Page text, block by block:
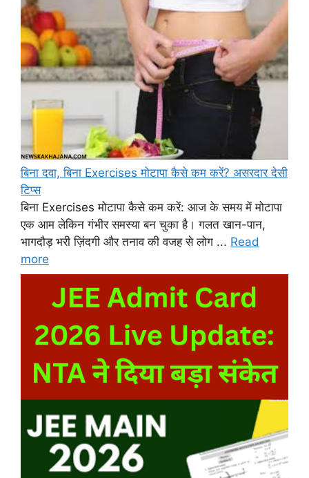
बिना दवा, बिना Exercises मोटापा कैसे कम करें? असरदार देसी
टिप्स
बिना Exercises मोटापा कैसे कम करें: आज के समय में मोटापा
एक आम लेकिन गंभीर समस्या बन चुका है। गलत खान-पान,
भागदौड़ भरी ज़िंदगी और तनाव की वजह से लोग ... Read
more